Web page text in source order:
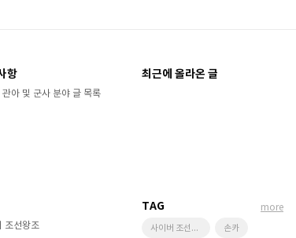
항
관아 및 군사 분야 글 목록
최근에 올라온 글
조선왕조
TAG
사이버 조선왕조 손카
more